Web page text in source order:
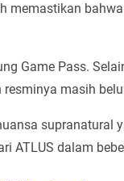
memastikan
Game Pass.
masih
supranatural
ATLUS dalam